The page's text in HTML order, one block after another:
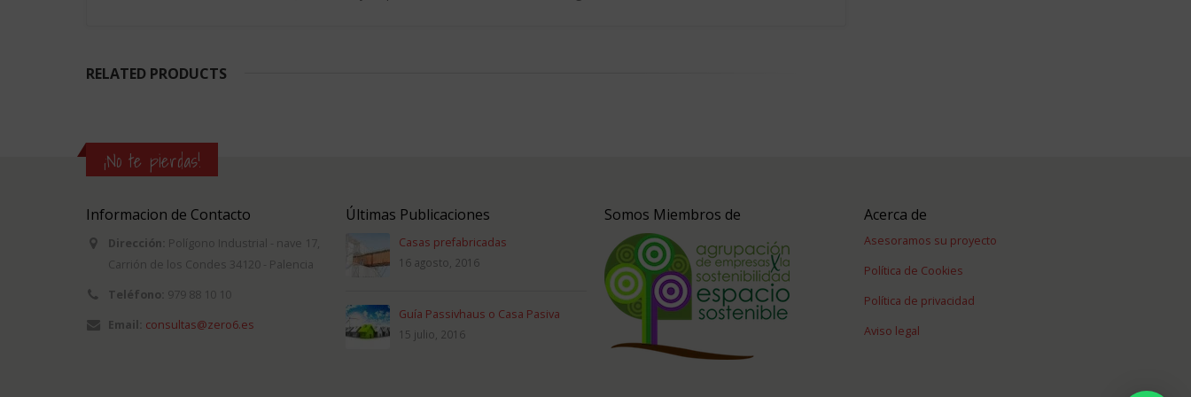
RELATED PRODUCTS
¡No te pierdas!
Informacion de Contacto
Dirección: Polígono Industrial - nave 17,
Carrión de los Condes 34120 - Palencia
Teléfono: 979 88 10 10
Email: consultas@zero6.es
Últimas Publicaciones
Casas prefabricadas
16 agosto, 2016
Guía Passivhaus o Casa Pasiva
15 julio, 2016
Somos Miembros de Acerca de
Asesoramos su proyecto
Política de Cookies
Política de privacidad
Aviso legal